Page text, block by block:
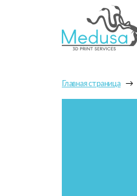
Главная страница